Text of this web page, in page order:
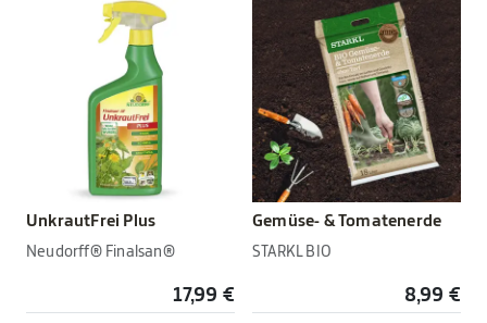
UnkrautFrei Plus
Neudorff® Finalsan®
17,99 €
Gemüse- & Tomatenerde
STARKL BIO
8,99 €